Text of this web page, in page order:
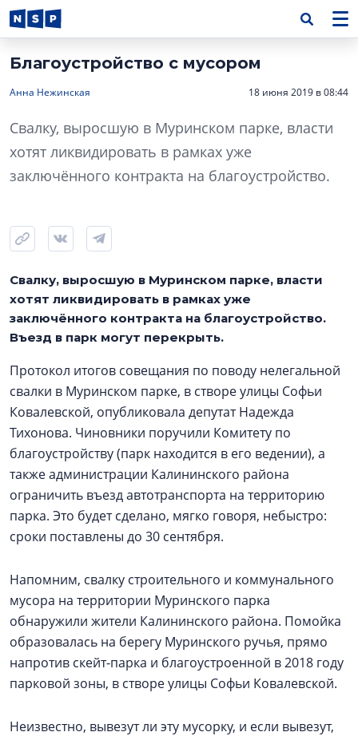
Благоустройство с мусором
Анна Нежинская 18 июня 2019 в 08:44
Свалку, выросшую в Муринском парке, власти
хотят ликвидировать в рамках уже
заключённого контракта на благоустройство.
Свалку, выросшую в Муринском парке, власти
хотят ликвидировать в рамках уже
заключённого контракта на благоустройство.
Въезд в парк могут перекрыть.
Протокол итогов совещания по поводу нелегальной
свалки в Муринском парке, в створе улицы Софьи
Ковалевской, опубликовала депутат Надежда
Тихонова. Чиновники поручили Комитету по
благоустройству (парк находится в его ведении), а
также администрации Калининского района
ограничить въезд автотранспорта на территорию
парка. Это будет сделано, мягко говоря, небыстро:
сроки поставлены до 30 сентября.
Напомним, свалку строительного и коммунального
мусора на территории Муринского парка
обнаружили жители Калининского района. Помойка
образовалась на берегу Муринского ручья, прямо
напротив скейт-парка и благоустроенной в 2018 году
парковой зоны, в створе улицы Софьи Ковалевской.
Неизвестно, вывезут ли эту мусорку, и если вывезут,